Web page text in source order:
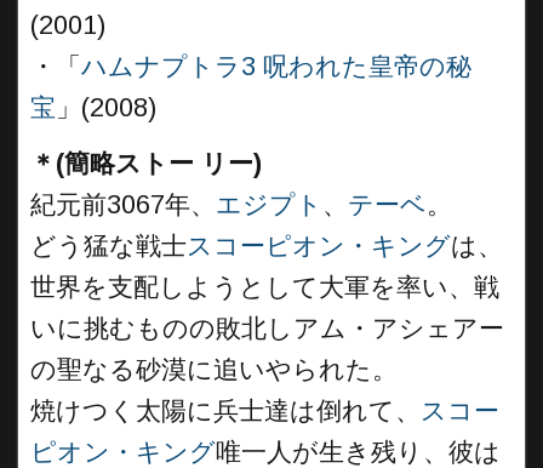
(2001)
・「 ハムナプトラ3 呪われた皇帝の秘
宝 」(2008)
＊(簡略ストー リー)
紀元前3067年、 エジプト 、 テーベ。
どう猛な戦士スコーピオン・キングは、
世界を支配しようとして大軍を率い、戦
いに挑むものの敗北しアム・アシェアー
の聖なる砂漠に追いやられた。
焼けつく太陽に兵士達は倒れて、
スコー
ピオン・キング唯一人が生き残り、彼は